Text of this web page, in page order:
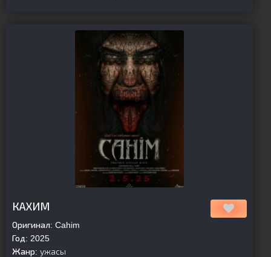
КАХИМ
Оригинал: Cahim
Год: 2025
Жанр: ужасы